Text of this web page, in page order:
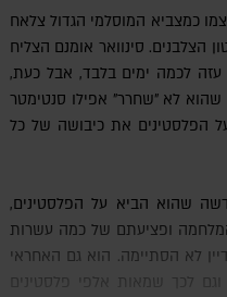
כמצביא המוסלמי הגדול צלאח
הצלבנים. סינוואר אומנם הצליח
עזה לכמה ימים בלבד, אבל כעת,
לא "שחרר" אפילו סנטימטר
הפלסטינים את כיבושה של כל
המלחמה ופציעתם של כמה עשרות
לא הסתיימה. הוא גם האחראי
וגם לכך שמאות אלפי פלסטינים